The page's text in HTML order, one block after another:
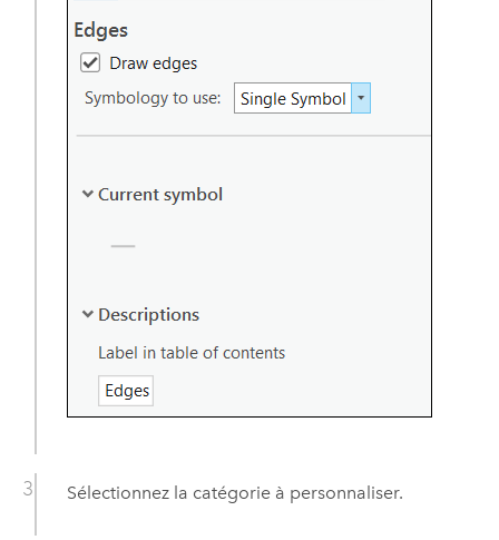
Sélectionnez la catégorie à personnaliser.